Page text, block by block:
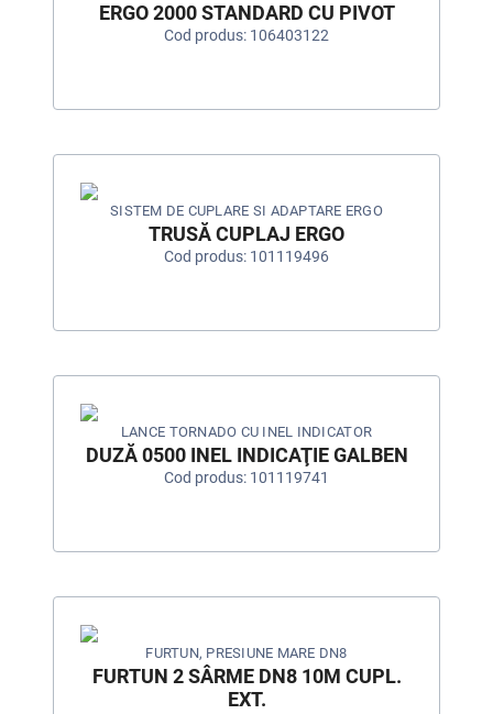
ERGO 2000 STANDARD CU PIVOT
Cod produs: 106403122
SISTEM DE CUPLARE SI ADAPTARE ERGO
TRUSĂ CUPLAJ ERGO
Cod produs: 101119496
LANCE TORNADO CU INEL INDICATOR
DUZĂ 0500 INEL INDICAŢIE GALBEN
Cod produs: 101119741
FURTUN, PRESIUNE MARE DN8
FURTUN 2 SÂRME DN8 10M CUPL.
EXT.